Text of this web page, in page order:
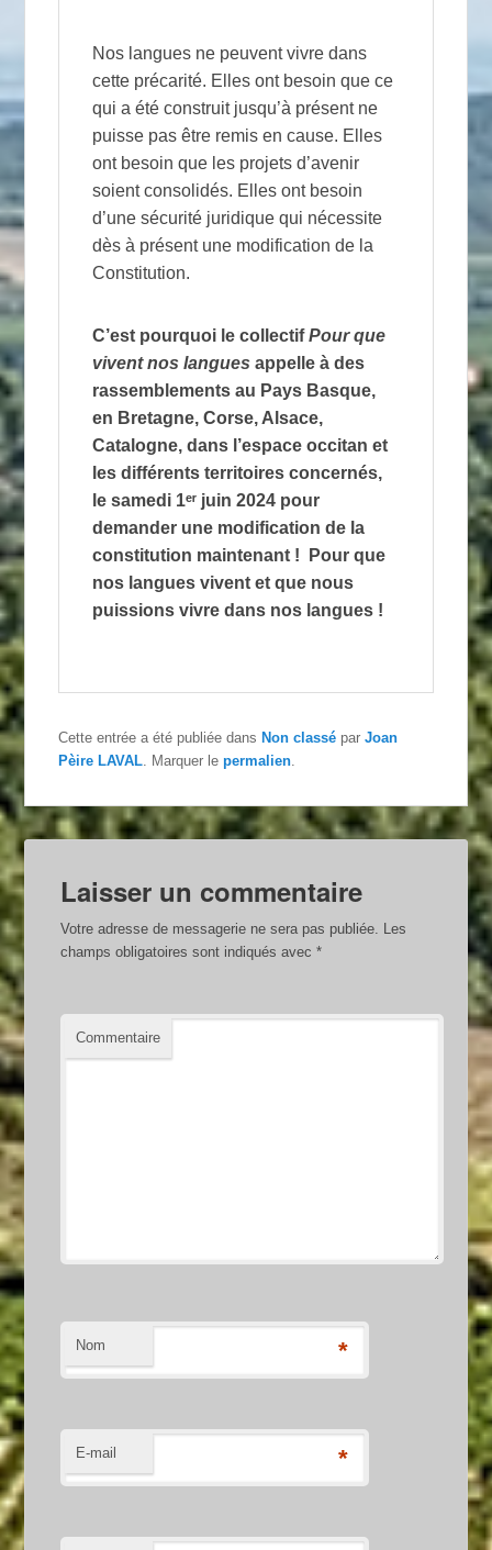
Nos langues ne peuvent vivre dans
cette précarité. Elles ont besoin que ce
qui a été construit jusqu’à présent ne
puisse pas être remis en cause. Elles
ont besoin que les projets d’avenir
soient consolidés. Elles ont besoin
d’une sécurité juridique qui nécessite
dès à présent une modification de la
Constitution.
C’est pourquoi le collectifPour que
vivent nos langues appelle à des
rassemblements au Pays Basque,
en Bretagne, Corse, Alsace,
Catalogne, dans l’espace occitan et
les différents territoires concernés,
le samedi 1ᵉʳ juin 2024 pour
demander une modification de la
constitution maintenant ! Pour que
nos langues vivent et que nous
puissions vivre dans nos langues !
Cette entrée a été publiée dansNon classé parJoan
Pèire LAVAL . Marquer lepermalien
Laisser un commentaire
Votre adresse de messagerie ne sera pas publiée. Les
champs obligatoires sont indiqués avec*
Commentaire
Nom *
E-mail *